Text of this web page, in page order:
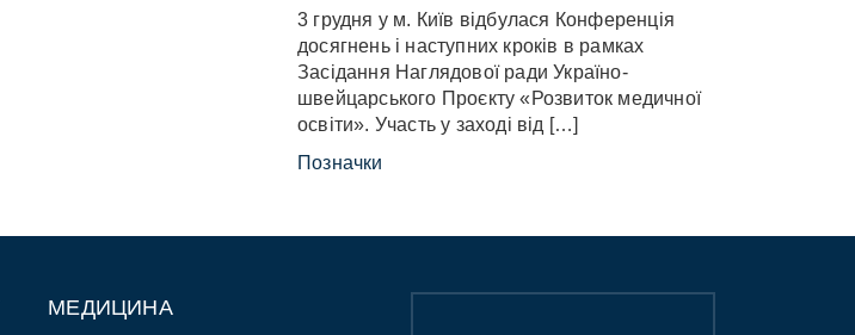
3 грудня у м. Київ відбулася Конференція
досягнень і наступних кроків в рамках
Засідання Наглядової ради Україно-
швейцарського Проєкту «Розвиток медичної
освіти». Участь у заході від […]
Позначки
МЕДИЦИНА